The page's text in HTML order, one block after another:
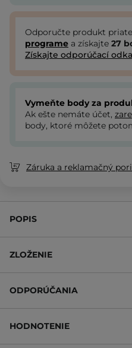
Odporučte produkt
programe a získajte 27
Získajte odporúčací
Vymeňte body za
Ak ešte nemáte účet,
body, ktoré môžete
Záruka a reklamačný
POPIS
ZLOŽENIE
ODPORÚČANIA
HODNOTENIE